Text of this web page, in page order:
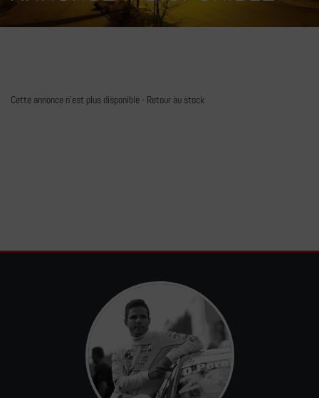
Cette annonce n'est plus disponible - Retour au stock